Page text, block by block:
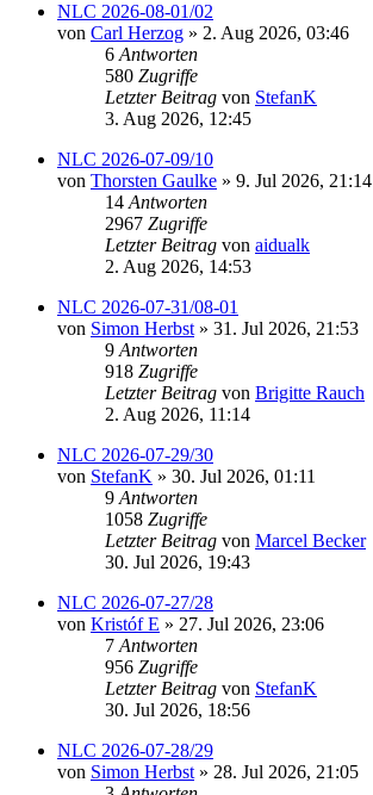
NLC 2026-08-01/02
von Carl Herzog » 2. Aug 2026, 03:46
6 Antworten
580 Zugriffe
Letzter Beitrag von StefanK
3. Aug 2026, 12:45
NLC 2026-07-09/10
von Thorsten Gaulke » 9. Jul 2026, 21:14
14 Antworten
2967 Zugriffe
Letzter Beitrag von aidualk
2. Aug 2026, 14:53
NLC 2026-07-31/08-01
von Simon Herbst » 31. Jul 2026, 21:53
9 Antworten
918 Zugriffe
Letzter Beitrag von Brigitte Rauch
2. Aug 2026, 11:14
NLC 2026-07-29/30
von StefanK » 30. Jul 2026, 01:11
9 Antworten
1058 Zugriffe
Letzter Beitrag von Marcel Becker
30. Jul 2026, 19:43
NLC 2026-07-27/28
von Kristóf E » 27. Jul 2026, 23:06
7 Antworten
956 Zugriffe
Letzter Beitrag von StefanK
30. Jul 2026, 18:56
NLC 2026-07-28/29
von Simon Herbst » 28. Jul 2026, 21:05